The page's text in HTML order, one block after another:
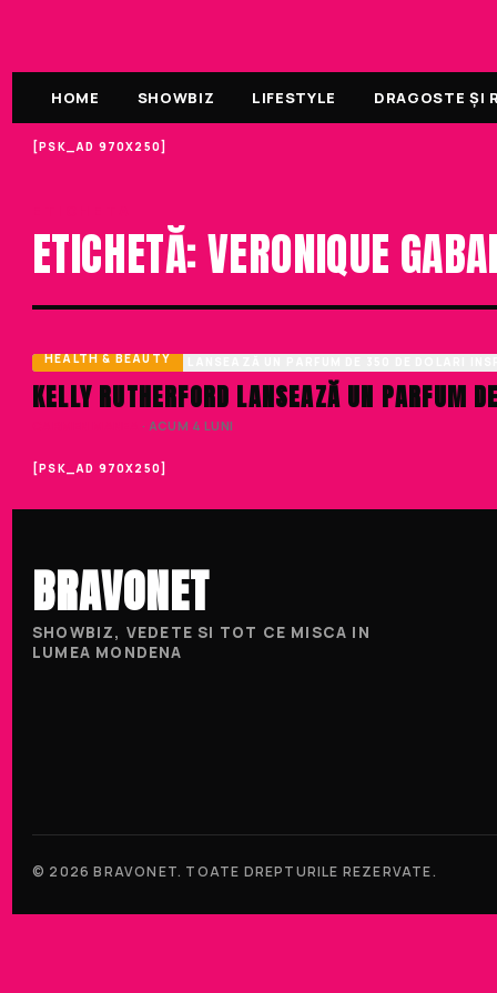
HOME SHOWBIZ LIFESTYLE DRAGOSTE ȘI
[PSK_AD 970X250]
ETICHETĂ: VERONIQUE GABAI
HEALTH & BEAUTY
KELLY RUTHERFORD LANSEAZĂ UN
· ACUM 4 LUNI
[PSK_AD 970X250]
BRAVONET
SHOWBIZ, VEDETE SI TOT CE MISCA IN
LUMEA MONDENA
© 2026 BRAVONET. TOATE DREPTURILE REZERVATE.